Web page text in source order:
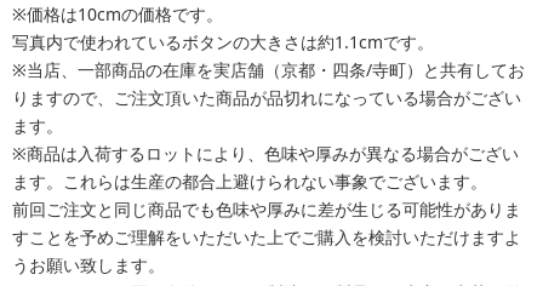
※価格は10cmの価格です。
写真内で使われているボタンの大きさは約1.1cmです。
※当店、一部商品の在庫を実店舗（京都・四条/寺町）と共有してお
りますので、ご注文頂いた商品が品切れになっている場合がござい
ます。
※商品は入荷するロットにより、色味や厚みが異なる場合がござい
ます。これらは生産の都合上避けられない事象でございます。
前回ご注文と同じ商品でも色味や厚みに差が生じる可能性がありま
すことを予めご理解をいただいた上でご購入を検討いただけますよ
うお願い致します。